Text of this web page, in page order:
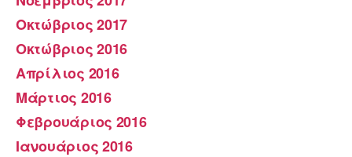
Οκτώβριος 2017
Οκτώβριος 2016
Απρίλιος 2016
Μάρτιος 2016
Φεβρουάριος 2016
Ιανουάριος 2016